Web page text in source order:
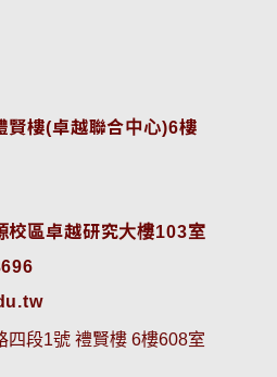
賢樓(卓越聯合中心)6樓
校區卓越研究大樓103室
四段1號 禮賢樓 6樓608室